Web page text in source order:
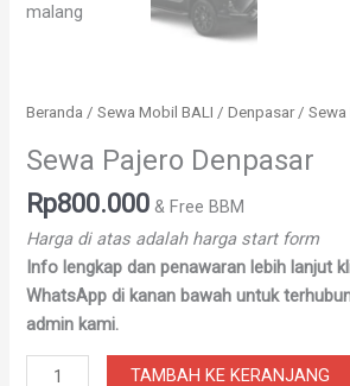
Beranda /Sewa Mobil BALI /Denpasar/ Sewa
Sewa Pajero Denpasar
Rp800.000 & Free BBM
Harga di atas adalah harga start form
Info lengkap dan penawaran lebih lanjut
WhatsApp di kanan bawah untuk
admin kami.
TAMBAH KE KERANJANG